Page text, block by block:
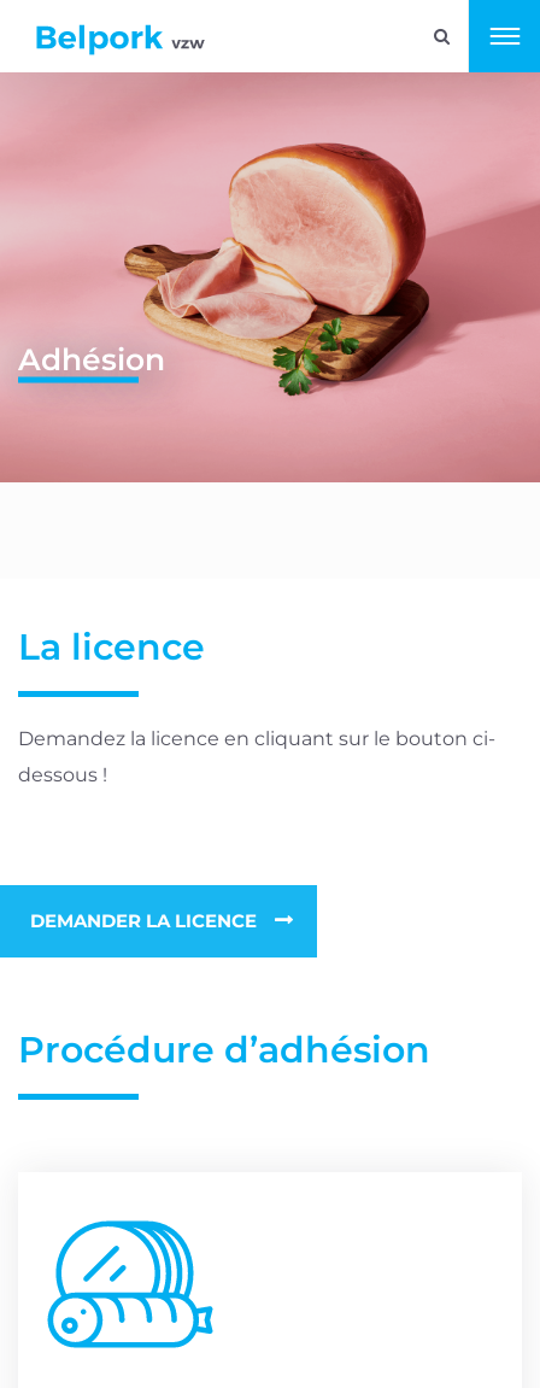
Adhésion
La licence
Demandez la licence en cliquant sur le bouton ci-
dessous !
DEMANDER LA LICENCE
Procédure d’adhésion